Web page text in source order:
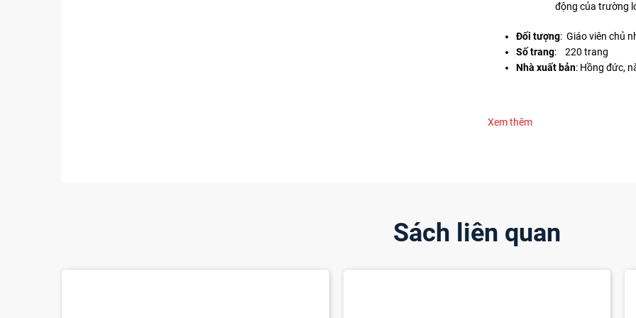
động của trường
Đối tượng: Giáo viên chủ
Số trang: 220 trang
Nhà xuất bản: Hồng đức,
Xem thêm
Sách liên quan